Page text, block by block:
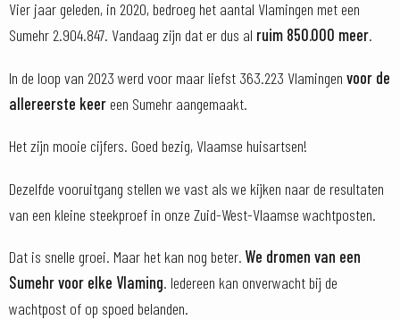
Vier jaar geleden, in 2020, bedroeg het aantal Vlamingen met een
Sumehr 2.904.847. Vandaag zijn dat er dus al ruim 850.000 meer.
In de loop van 2023 werd voor maar liefst 363.223 Vlamingen voor de
allereerste keer een Sumehr aangemaakt.
Het zijn mooie cijfers. Goed bezig, Vlaamse huisartsen!
Dezelfde vooruitgang stellen we vast als we kijken naar de resultaten
van een kleine steekproef in onze Zuid-West-Vlaamse wachtposten.
Dat is snelle groei. Maar het kan nog beter. We dromen van een
Sumehr voor elke Vlaming. Iedereen kan onverwacht bij de
wachtpost of op spoed belanden.